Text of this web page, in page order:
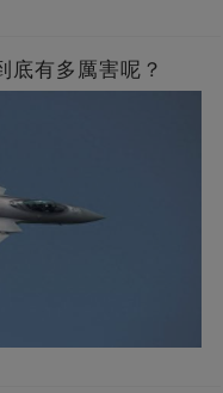
底有多厲害呢？